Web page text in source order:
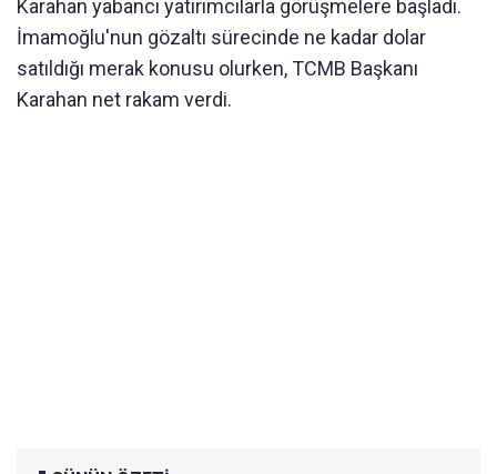
Karahan yabancı yatırımcılarla görüşmelere başladı.
İmamoğlu'nun gözaltı sürecinde ne kadar dolar
satıldığı merak konusu olurken, TCMB Başkanı
Karahan net rakam verdi.